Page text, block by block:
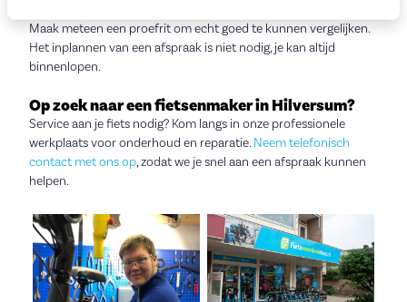
Maak meteen een proefrit om echt goed te kunnen vergelijken.
Het inplannen van een afspraak is niet nodig, je kan altijd
binnenlopen.
Op zoek naar een fietsenmaker in Hilversum?
Service aan je fiets nodig? Kom langs in onze professionele
werkplaats voor onderhoud en reparatie. Neem telefonisch
contact met ons op, zodat we je snel aan een afspraak kunnen
helpen.